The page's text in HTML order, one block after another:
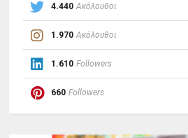
4.440 Ακόλουθοι
1.970 Ακόλουθοι
1.610 Followers
660 Followers